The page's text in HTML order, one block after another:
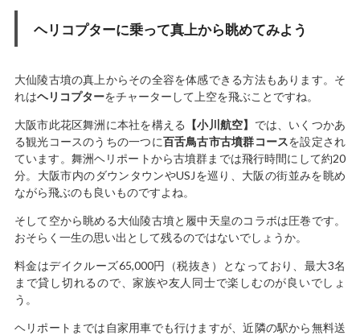
ヘリコプターに乗って真上から眺めてみよう
大仙陵古墳の真上からその全容を体感できる方法もあります。そ
れはヘリコプターをチャーターして上空を飛ぶことですね。
大阪市此花区舞洲に本社を構える 【小川航空】 では、いくつかあ
る観光コースのうちの一つに百舌鳥古市古墳群コースを設定され
ています。舞洲ヘリポートから古墳群までは飛行時間にして約20
分。大阪市内のダウンタウンやUSJを巡り、大阪の街並みを眺め
ながら飛ぶのも良いものですよね。
そして空から眺める大仙陵古墳と履中天皇のコラボは圧巻です。
おそらく一生の思い出として残るのではないでしょうか。
料金はデイクルーズ65,000円（税抜き）となっており、最大3名
まで貸し切れるので、家族や友人同士で楽しむのが良いでしょ
う。
ヘリポートまでは自家用車でも行けますが、近隣の駅から無料送